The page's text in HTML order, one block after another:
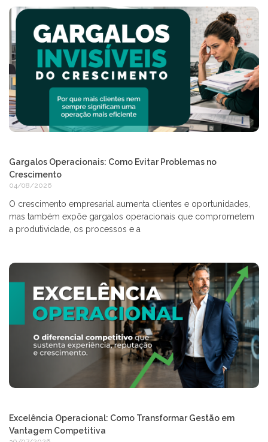
Gargalos Operacionais: Como Evitar Problemas no
Crescimento
04/08/2026
O crescimento empresarial aumenta clientes e oportunidades,
mas também expõe gargalos operacionais que comprometem
a produtividade, os processos e a
Excelência Operacional: Como Transformar Gestão em
Vantagem Competitiva